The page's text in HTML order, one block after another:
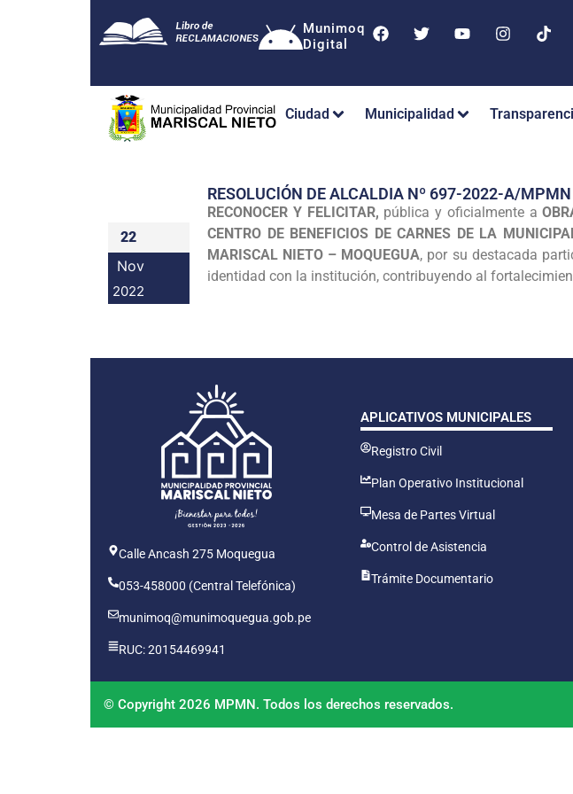
Munimoq
Digital
Ciudad Municipalidad
22
Nov
2022
RESOLUClÓN DE ALCALDIA Nº 697-2022-A/MPMN
RECONOCER Y FELICITAR, pública y oficialmente a
CENTRO DE BENEFICIOS DE CARNES DE LA
MARISCAL NIETO – MOQUEGUA, por su destacada
identidad con la institución, contribuyendo al
Calle Ancash 275 Moquegua
053-458000 (Central Telefónica)
munimoq@munimoquegua.gob.pe
RUC: 20154469941
APLICATIVOS MUNICIPALES
Registro Civil
Plan Operativo Institucional
Mesa de Partes Virtual
Control de Asistencia
Trámite Documentario
© Copyright 2026 MPMN. Todos los derechos reservados.